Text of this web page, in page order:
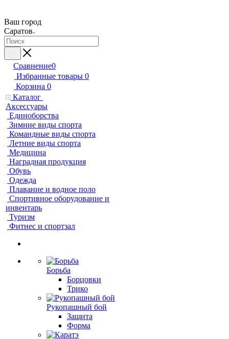
Ваш город
Саратов
Сравнение0
Избранные товары 0
Корзина 0
Каталог
Аксессуары
Единоборства
Зимние виды спорта
Командные виды спорта
Летние виды спорта
Медицина
Наградная продукция
Обувь
Одежда
Плавание и водное поло
Спортивное оборудование и
инвентарь
Туризм
Фитнес и спортзал
Борьба
Борцовки
Трико
Рукопашный бой
Защита
Форма